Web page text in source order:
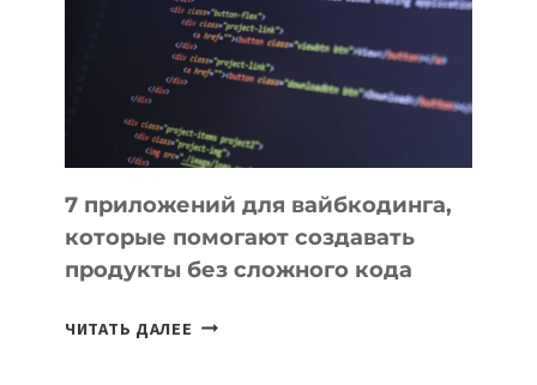
ДЛЯ
РАБОТЫ
7 приложений для вайбкодинга,
которые помогают создавать
продукты без сложного кода
ЧИТАТЬ ДАЛЕЕ 7